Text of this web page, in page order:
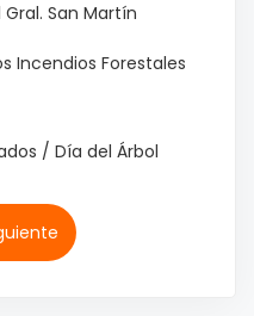
San Martín
Incendios Forestales
/ Día del Árbol